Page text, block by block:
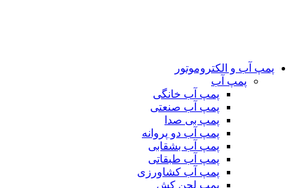
پمپ آب و الکتروموتور
پمپ آب
پمپ آب خانگی
پمپ آب صنعتی
پمپ بی صدا
پمپ آب دو پروانه
پمپ آب بشقابی
پمپ آب طبقاتی
پمپ آب کشاورزی
پمپ لجن کش